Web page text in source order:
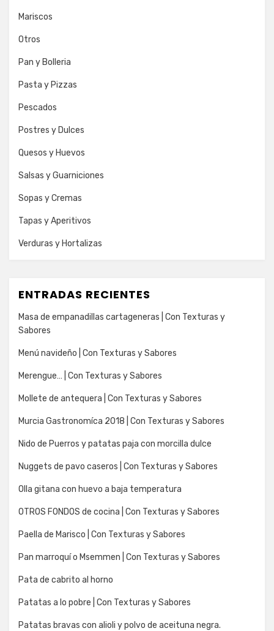
Mariscos
Otros
Pan y Bolleria
Pasta y Pizzas
Pescados
Postres y Dulces
Quesos y Huevos
Salsas y Guarniciones
Sopas y Cremas
Tapas y Aperitivos
Verduras y Hortalizas
ENTRADAS RECIENTES
Masa de empanadillas cartageneras | Con Texturas y
Sabores
Menú navideño | Con Texturas y Sabores
Merengue… | Con Texturas y Sabores
Mollete de antequera | Con Texturas y Sabores
Murcia Gastronomíca 2018 | Con Texturas y Sabores
Nido de Puerros y patatas paja con morcilla dulce
Nuggets de pavo caseros | Con Texturas y Sabores
Olla gitana con huevo a baja temperatura
OTROS FONDOS de cocina | Con Texturas y Sabores
Paella de Marisco | Con Texturas y Sabores
Pan marroquí o Msemmen | Con Texturas y Sabores
Pata de cabrito al horno
Patatas a lo pobre | Con Texturas y Sabores
Patatas bravas con alioli y polvo de aceituna negra.